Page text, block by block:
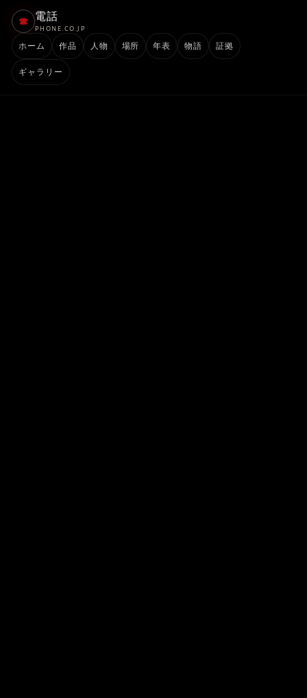
☎ 電話
PHONE.CO.JP
ホーム 作品 人物 場所 年表 物語 証拠
ギャラリー